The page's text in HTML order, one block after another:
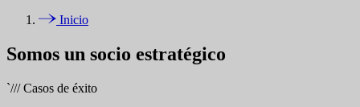
Inicio
Somos un socio estratégico
`///Casos de éxito